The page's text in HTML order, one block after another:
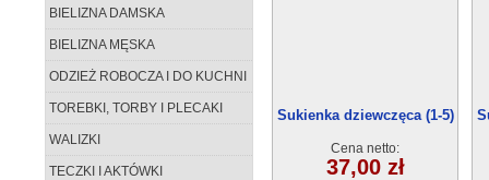
BIELIZNA DAMSKA
BIELIZNA MĘSKA
ODZIEŻ ROBOCZA I DO KUCHNI
TOREBKI, TORBY I PLECAKI
WALIZKI
TECZKI I AKTÓWKI
Sukienka dziewczęca (1-5)
Cena netto:
37,00 zł